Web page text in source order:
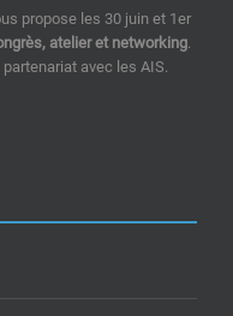
propose les 30 juin et 1er
atelier et networking.
avec les AIS.